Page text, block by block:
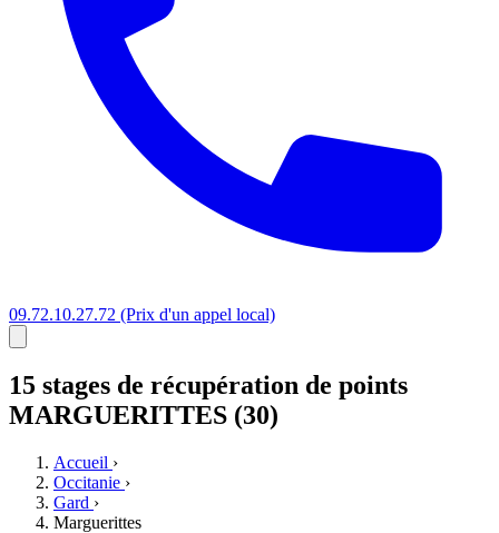
09.72.10.27.72 (Prix d'un appel local)
15 stages de récupération de points
MARGUERITTES (30)
Accueil ›
Occitanie ›
Gard ›
Marguerittes